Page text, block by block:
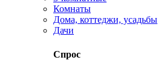
Комнаты
Дома, коттеджи, усадьбы
Дачи
Спрос